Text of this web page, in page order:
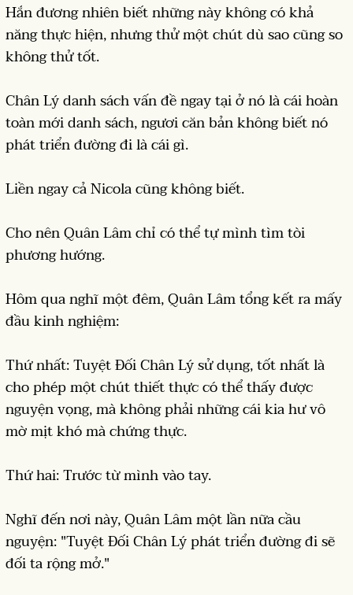
Hắn đương nhiên biết những này không có khả
năng thực hiện, nhưng thử một chút dù sao cũng so
không thử tốt.
Chân Lý danh sách vấn đề ngay tại ở nó là cái hoàn
toàn mới danh sách, ngươi căn bản không biết nó
phát triển đường đi là cái gì.
Liền ngay cả Nicola cũng không biết.
Cho nên Quân Lâm chỉ có thể tự mình tìm tòi
phương hướng.
Hôm qua nghĩ một đêm, Quân Lâm tổng kết ra mấy
đầu kinh nghiệm:
Thứ nhất: Tuyệt Đối Chân Lý sử dụng, tốt nhất là
cho phép một chút thiết thực có thể thấy được
nguyện vọng, mà không phải những cái kia hư vô
mờ mịt khó mà chứng thực.
Thứ hai: Trước từ mình vào tay.
Nghĩ đến nơi này, Quân Lâm một lần nữa cầu
nguyện: "Tuyệt Đối Chân Lý phát triển đường đi sẽ
đối ta rộng mở."